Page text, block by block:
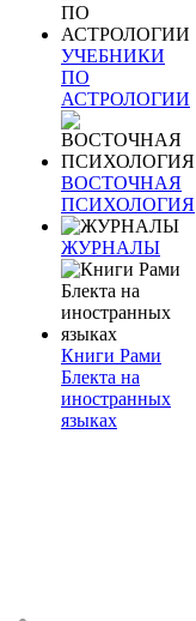
УЧЕБНИКИ
ПО
АСТРОЛОГИИ
ВОСТОЧНАЯ
ПСИХОЛОГИЯ
ЖУРНАЛЫ
Книги Рами
Блекта на
иностранных
языках